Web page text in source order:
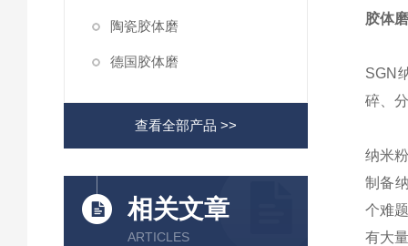
陶瓷胶体磨
德国胶体磨
查看全部产品 >>
相关文章
ARTICLES
胶体
SGN
碎、
纳米
制备
个难
有大